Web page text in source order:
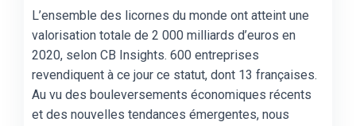
L’ensemble des licornes du monde ont atteint une
valorisation totale de 2 000 milliards d’euros en
2020, selon CB Insights. 600 entreprises
revendiquent à ce jour ce statut, dont 13 françaises.
Au vu des bouleversements économiques récents
et des nouvelles tendances émergentes, nous